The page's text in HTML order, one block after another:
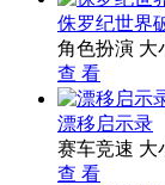
侏罗纪世界
角色扮演 大
查 看
漂移启示录
赛车竞速 大
查 看